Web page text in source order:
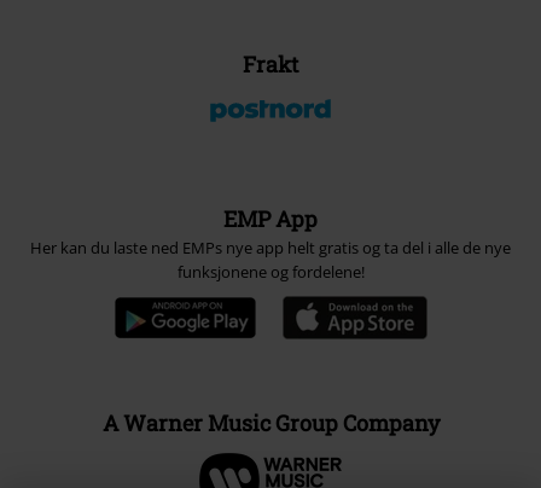
Frakt
EMP App
Her kan du laste ned EMPs nye app helt gratis og ta del i alle de nye
funksjonene og fordelene!
A Warner Music Group Company